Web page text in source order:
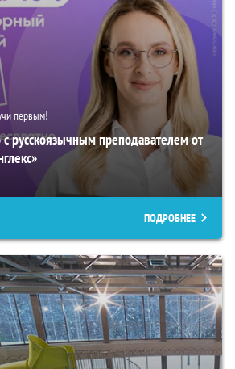
первым!
с русскоязычным преподавателем от
ПОДРОБНЕЕ